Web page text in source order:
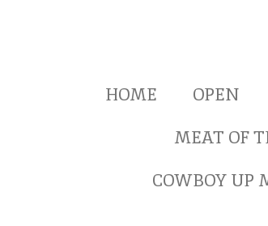
HOME OPEN
MEAT OF
COWBOY UP